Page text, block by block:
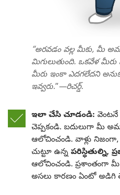
“అరవడం వల్ల మీకు, మీ
మిగులుతుంది. ఒకవేళ
మీరు ఇంకా ఎదగలేదని
ఇవ్వరు.”—రిచర్డ్‌.
ఇలా చేసి చూడండి:
చెప్పకండి. బదులుగా మీ
ఆలోచించండి. వాళ్లు నిజంగా,
చుట్టూ ఉన్నపరిస్థితుల్ని,
ఆలోచించండి. ప్రశాంతంగా
అసలు కారణం ఏంటో అడిగి